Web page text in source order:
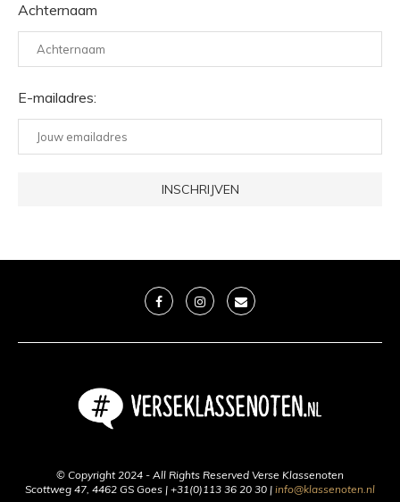
Achternaam
E-mailadres:
© Copyright 2024 - All Rights Reserved Verse Klassenoten
Scottweg 47, 4462 GS Goes | +31(0)113 36 20 30 | info@klassenoten.nl